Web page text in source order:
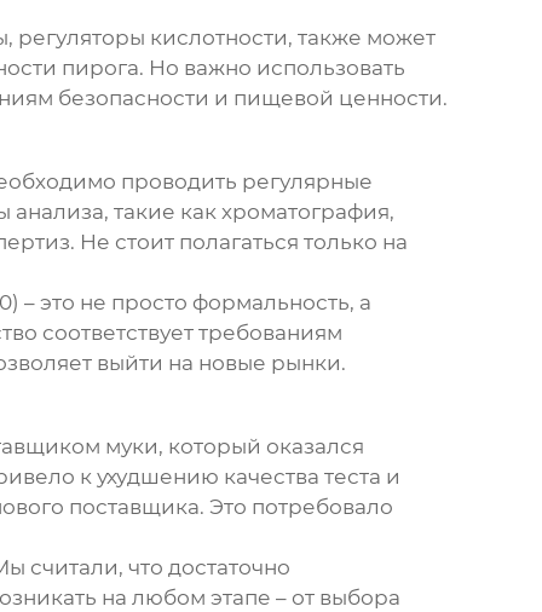
регуляторы кислотности, также может
пирога. Но важно использовать
безопасности и пищевой ценности.
проводить регулярные
такие как хроматография,
Не стоит полагаться только на
– это не просто формальность, а
соответствует требованиям
выйти на новые рынки.
муки, который оказался
к ухудшению качества теста и
поставщика. Это потребовало
считали, что достаточно
на любом этапе – от выбора